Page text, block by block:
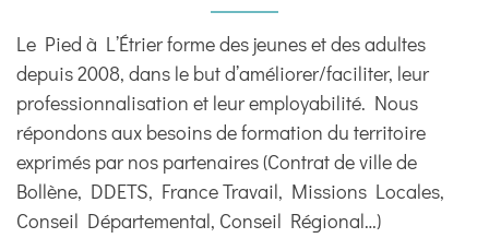
Le Pied à L’Étrier forme des jeunes et des adultes
depuis 2008, dans le but d’améliorer/faciliter, leur
professionnalisation et leur employabilité. Nous
répondons aux besoins de formation du territoire
exprimés par nos partenaires (Contrat de ville de
Bollène, DDETS, France Travail, Missions Locales,
Conseil Départemental, Conseil Régional…)